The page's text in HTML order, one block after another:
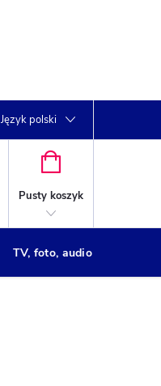
Język polski
KOSZYK
Pusty koszyk
TV, foto, audio